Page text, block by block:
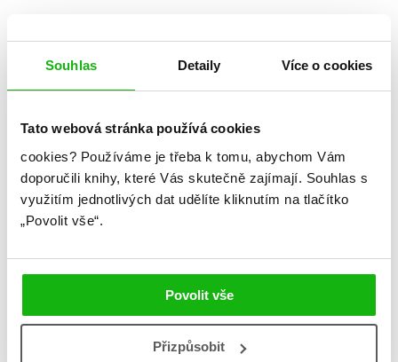
Souhlas Detaily Více o cookies
Tato webová stránka používá cookies
cookies? Používáme je třeba k tomu, abychom Vám
doporučili knihy, které Vás skutečně zajímají. Souhlas s
využitím jednotlivých dat udělíte kliknutím na tlačítko
„Povolit vše“.
Povolit vše
Přizpůsobit
knihomoloviny kvízy podcast
rozhovory stahuj storki